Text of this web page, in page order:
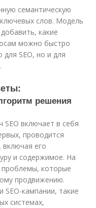
семантическую
слов. Модель
какие
можно быстро
SEO, но и для
решения
включает в себя
проводится
включая его
и содержимое. На
которые
продвижению.
SEO-кампании, такие
системах,